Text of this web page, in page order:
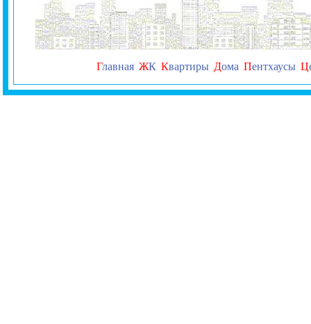
Главная ЖК Квартиры Дома Пентхаусы Ц